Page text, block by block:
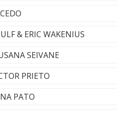
& ERIC WAKENIUS
SEIVANE
PRIETO
PATO